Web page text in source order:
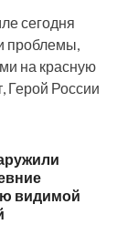
сегодня
проблемы,
на красную
Герой России
видимой